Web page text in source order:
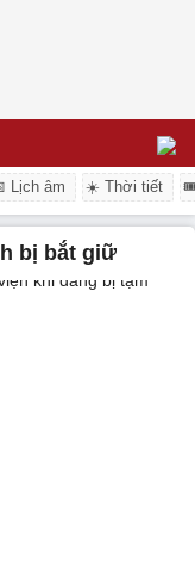
Lịch âm ☀️ Thời tiết
bị bắt giữ